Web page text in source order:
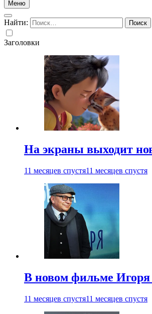
Меню
Найти:
Заголовки
На экраны выходит
11 месяцев спустя11 месяцев спустя
В новом фильме
11 месяцев спустя11 месяцев спустя